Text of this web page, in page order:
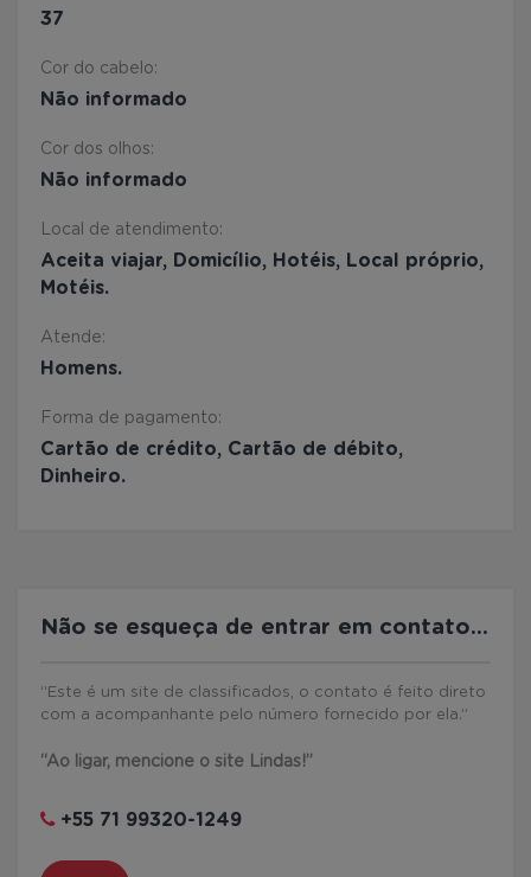
37
Cor do cabelo:
Não informado
Cor dos olhos:
Não informado
Local de atendimento:
Aceita viajar, Domicílio, Hotéis, Local próprio,
Motéis.
Atende:
Homens.
Forma de pagamento:
Cartão de crédito, Cartão de débito,
Dinheiro.
Não se esqueça de entrar em contato...
“Este é um site de classificados, o contato é feito direto
com a acompanhante pelo número fornecido por ela.”
“Ao ligar, mencione o site Lindas!”
+55 71 99320-1249